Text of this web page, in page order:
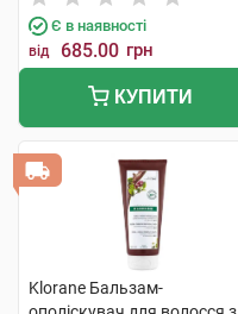
Є в наявності
від 685.00 грн
КУПИТИ
Klorane Бальзам-